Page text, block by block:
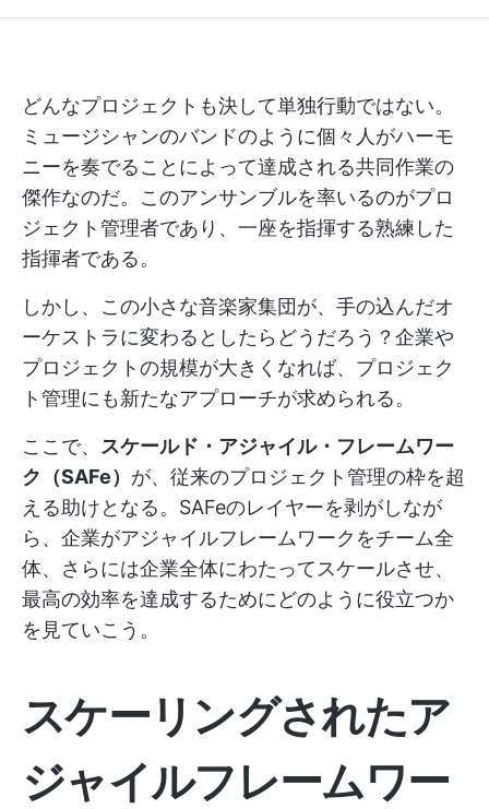
どんなプロジェクトも決して単独行動ではない。
ミュージシャンのバンドのように個々人がハーモ
ニーを奏でることによって達成される共同作業の
傑作なのだ。このアンサンブルを率いるのがプロ
ジェクト管理者であり、一座を指揮する熟練した
指揮者である。
しかし、この小さな音楽家集団が、手の込んだオ
ーケストラに変わるとしたらどうだろう？企業や
プロジェクトの規模が大きくなれば、プロジェク
ト管理にも新たなアプローチが求められる。
ここで、 スケールド・アジャイル・フレームワー
ク（SAFe） が、従来のプロジェクト管理の枠を超
える助けとなる。SAFeのレイヤーを剥がしなが
ら、企業がアジャイルフレームワークをチーム全
体、さらには企業全体にわたってスケールさせ、
最高の効率を達成するためにどのように役立つか
を見ていこう。
スケーリングされたア
ジャイルフレームワー